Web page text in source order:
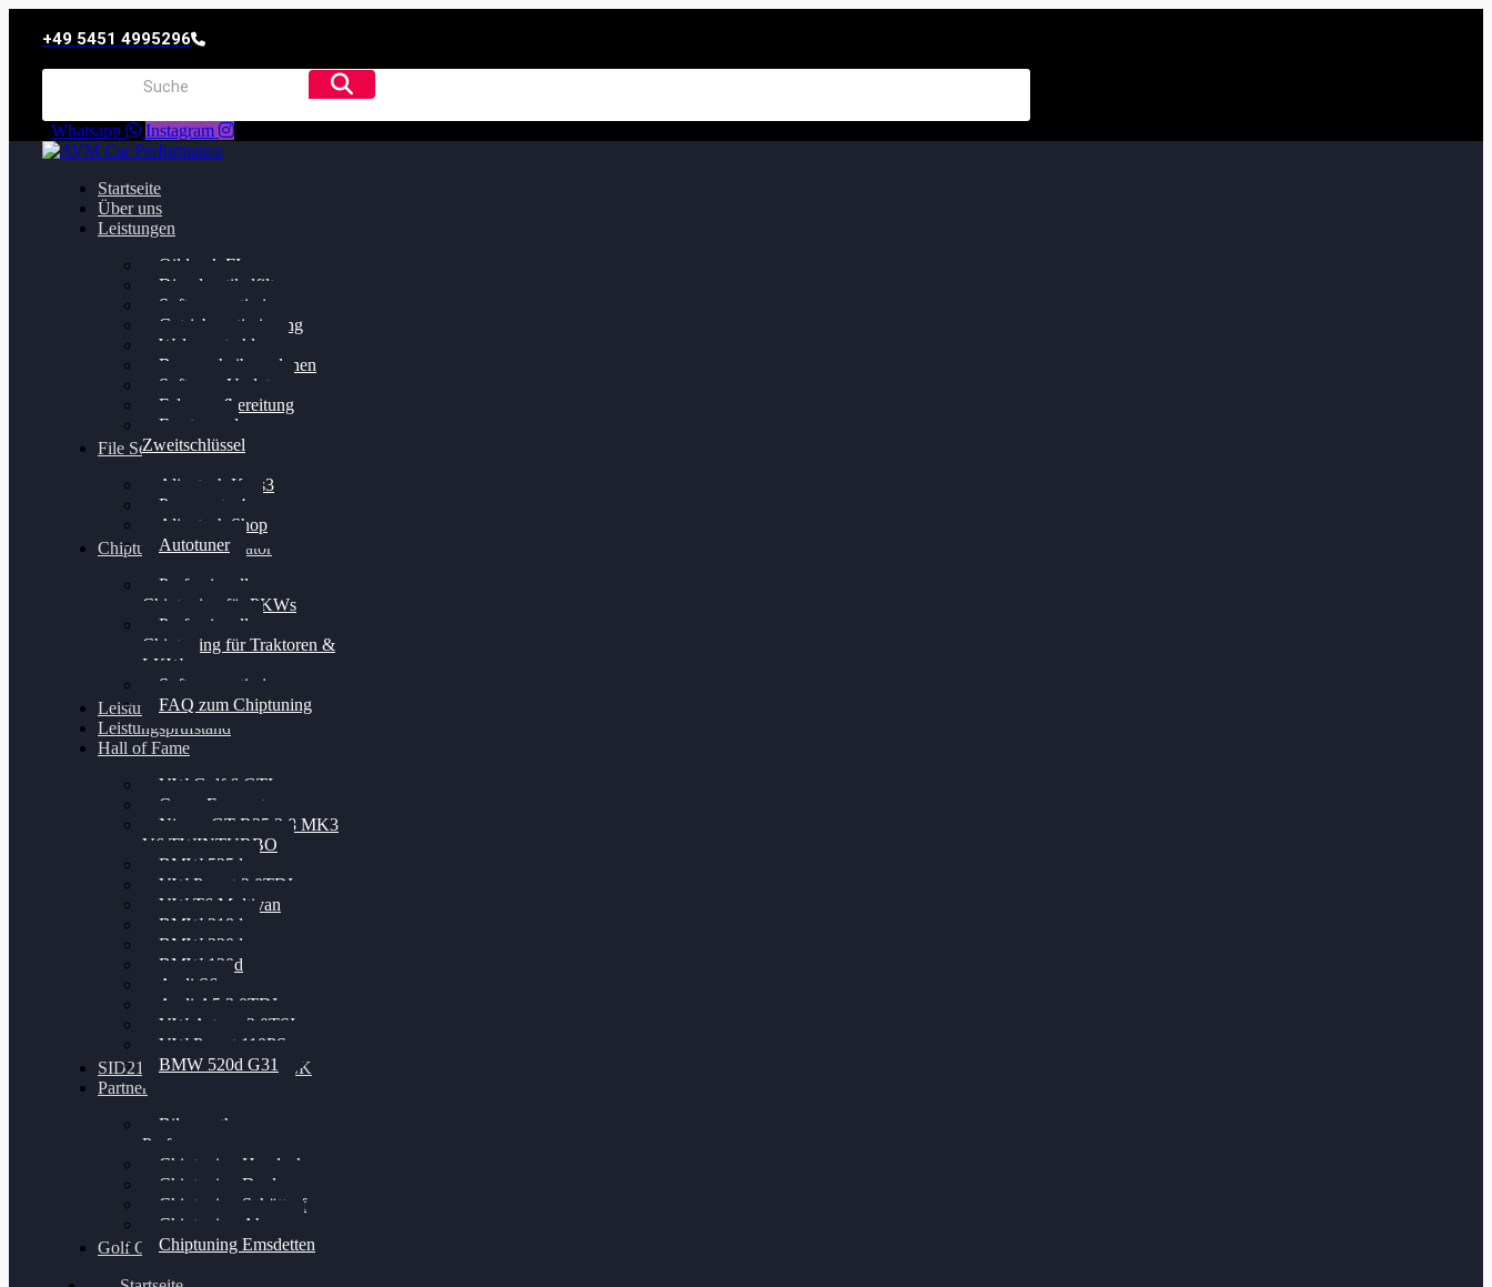
+49 5451 4995296
Whatsapp Instagram
Startseite
Über uns
Leistungen
Oildruck FIx
Dieselpartikelfilter
Softwareoptimierung
Getriebeoptimierung
Walnussstrahlen
Bremsscheiben planen
Software Update
Felgenaufbereitung
Ersatz- und
Zweitschlüssel
File Service
Alientech Kess3
Powergate 4
Alientech Shop
Autotuner
Chiptuning Konfigurator
Professionelles
Chiptuning für PKWs
Professionelles
Chiptuning für Traktoren &
LKW
Softwareoptimierung
FAQ zum Chiptuning
Leistungsmessung
Leistungsprüfstand
Hall of Fame
VW Golf 6 GTI
Cupra Formentor
Nissan GT-R35 3.8 MK3
V6 TWINTURBO
BMW 525d
VW Passat 2.0TDI
VW T6 Multivan
BMW 318d
BMW 320d
BMW 120d
Audi S6
Audi A5 3.0TDI
VW Arteon 2.0TSI
VW Passat 110PS
BMW 520d G31
SID212 / 212EVO UNLOCK
Partner
Bilgenroth
Performance
Chiptuning Herzlacke
Chiptuning Duelmen
Chiptuning Schüttorf
Chiptuning Ahaus
Chiptuning Emsdetten
Golf Gewinnspiel